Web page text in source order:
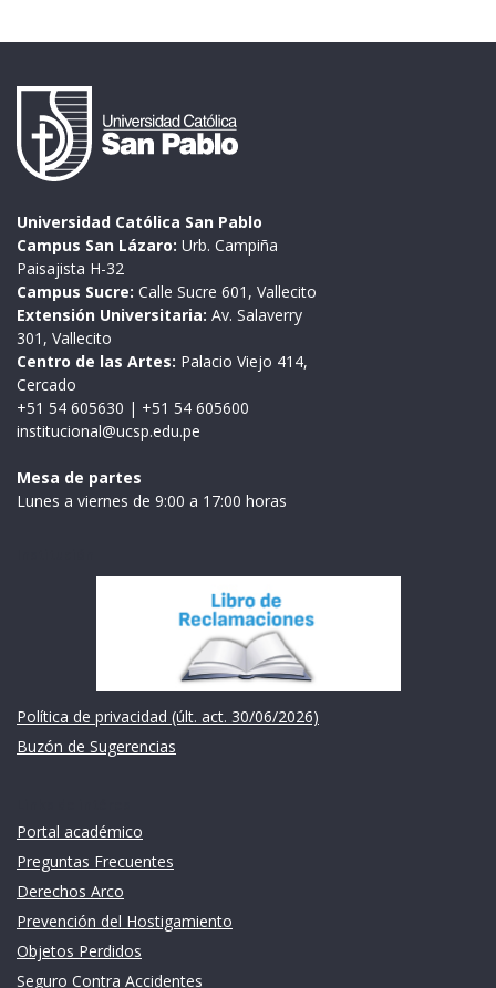
Universidad Católica San Pablo
Campus San Lázaro: Urb. Campiña
Paisajista H-32
Campus Sucre: Calle Sucre 601, Vallecito
Extensión Universitaria: Av. Salaverry
301, Vallecito
Centro de las Artes: Palacio Viejo 414,
Cercado
+51 54 605630 | +51 54 605600
institucional@ucsp.edu.pe
Mesa de partes
Lunes a viernes de 9:00 a 17:00 horas
Política de privacidad (últ. act. 30/06/2026)
Buzón de Sugerencias
Portal académico
Preguntas Frecuentes
Derechos Arco
Prevención del Hostigamiento
Objetos Perdidos
Seguro Contra Accidentes